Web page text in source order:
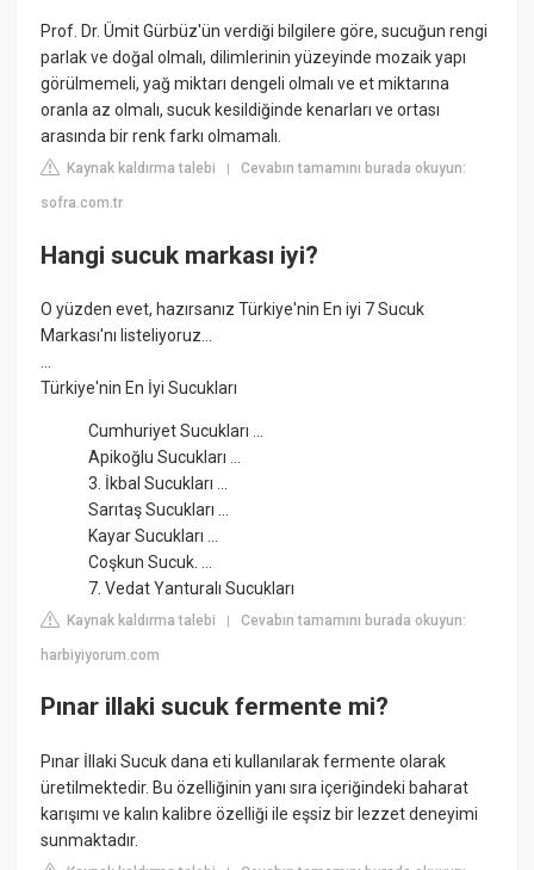
Prof. Dr. Ümit Gürbüz'ün verdiği bilgilere göre, sucuğun rengi
parlak ve doğal olmalı, dilimlerinin yüzeyinde mozaik yapı
görülmemeli, yağ miktarı dengeli olmalı ve et miktarına
oranla az olmalı, sucuk kesildiğinde kenarları ve ortası
arasında bir renk farkı olmamalı.
Kaynak kaldırma talebi |Cevabın tamamını burada okuyun:
sofra.com.tr
Hangi sucuk markası iyi?
O yüzden evet, hazırsanız Türkiye'nin En iyi 7 Sucuk
Markası'nı listeliyoruz…
Türkiye'nin En İyi Sucukları
Cumhuriyet Sucukları ...
Apikoğlu Sucukları ...
3. İkbal Sucukları ...
Sarıtaş Sucukları ...
Kayar Sucukları ...
Coşkun Sucuk. ...
7. Vedat Yanturalı Sucukları
Kaynak kaldırma talebi |Cevabın tamamını burada okuyun:
harbiyiyorum.com
Pınar illaki sucuk fermente mi?
Pınar İllaki Sucuk dana eti kullanılarak fermente olarak
üretilmektedir. Bu özelliğinin yanı sıra içeriğindeki baharat
karışımı ve kalın kalibre özelliği ile eşsiz bir lezzet deneyimi
sunmaktadır.